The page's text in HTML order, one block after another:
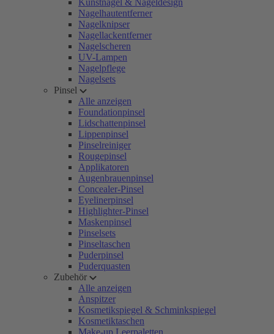
Kunstnägel & Nageldesign
Nagelhautentferner
Nagelknipser
Nagellackentferner
Nagelscheren
UV-Lampen
Nagelpflege
Nagelsets
Pinsel
Alle anzeigen
Foundationpinsel
Lidschattenpinsel
Lippenpinsel
Pinselreiniger
Rougepinsel
Applikatoren
Augenbrauenpinsel
Concealer-Pinsel
Eyelinerpinsel
Highlighter-Pinsel
Maskenpinsel
Pinselsets
Pinseltaschen
Puderpinsel
Puderquasten
Zubehör
Alle anzeigen
Anspitzer
Kosmetikspiegel & Schminkspiegel
Kosmetiktaschen
Make-up Leerpaletten